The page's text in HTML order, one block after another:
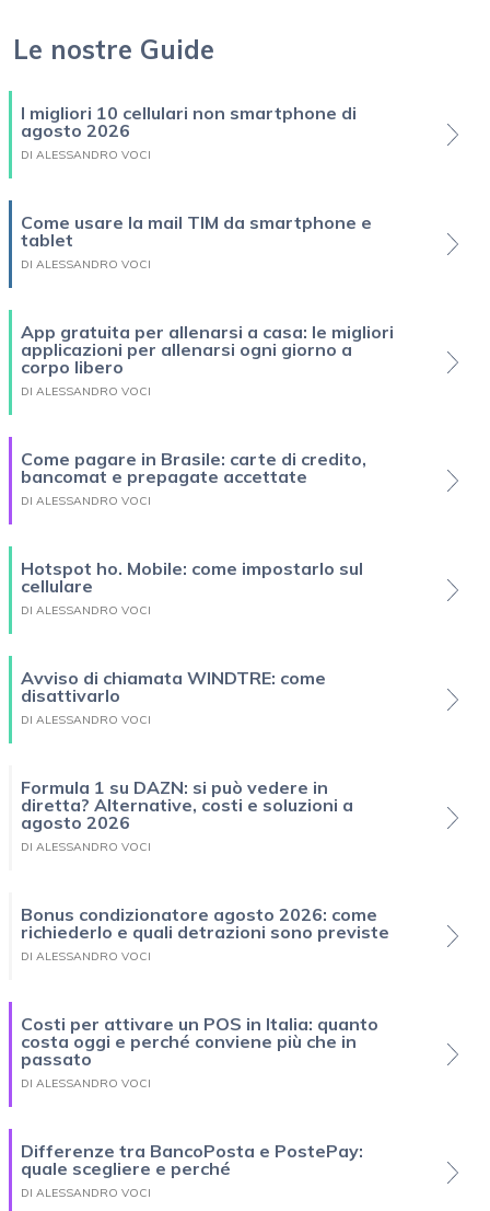
Le nostre Guide
I migliori 10 cellulari non smartphone di
agosto 2026
DI ALESSANDRO VOCI
Come usare la mail TIM da smartphone e
tablet
DI ALESSANDRO VOCI
App gratuita per allenarsi a casa: le migliori
applicazioni per allenarsi ogni giorno a
corpo libero
DI ALESSANDRO VOCI
Come pagare in Brasile: carte di credito,
bancomat e prepagate accettate
DI ALESSANDRO VOCI
Hotspot ho. Mobile: come impostarlo sul
cellulare
DI ALESSANDRO VOCI
Avviso di chiamata WINDTRE: come
disattivarlo
DI ALESSANDRO VOCI
Formula 1 su DAZN: si può vedere in
diretta? Alternative, costi e soluzioni a
agosto 2026
DI ALESSANDRO VOCI
Bonus condizionatore agosto 2026: come
richiederlo e quali detrazioni sono previste
DI ALESSANDRO VOCI
Costi per attivare un POS in Italia: quanto
costa oggi e perché conviene più che in
passato
DI ALESSANDRO VOCI
Differenze tra BancoPosta e PostePay:
quale scegliere e perché
DI ALESSANDRO VOCI